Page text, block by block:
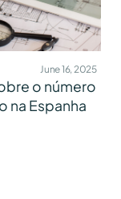
June 16, 2025
o número
na Espanha